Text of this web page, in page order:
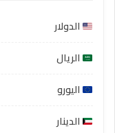
الدولار
الريال
اليورو
الدينار